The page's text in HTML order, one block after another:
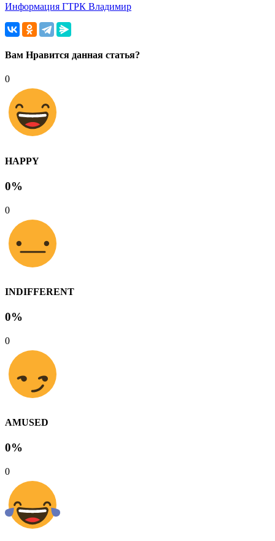
Информация ГТРК Владимир
Вам Нравится данная статья?
0
HAPPY
0%
0
INDIFFERENT
0%
0
AMUSED
0%
0